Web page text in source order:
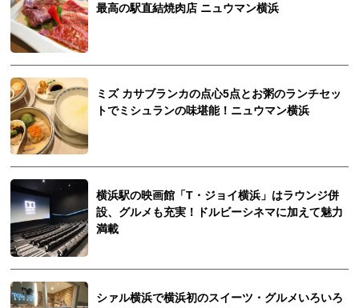
最高の駅直結焼肉店 ニュウマン横浜
ミズ カサブランカの点心5点とお粥のランチセッ
トでミシュランの味堪能！ニュウマン横浜
横浜駅の映画館「T・ジョイ横浜」はラウンジ併
設、グルメも充実！ドルビーシネマに加えて魅力
満載
シァル横浜で横浜初のスイーツ・グルメいろいろ